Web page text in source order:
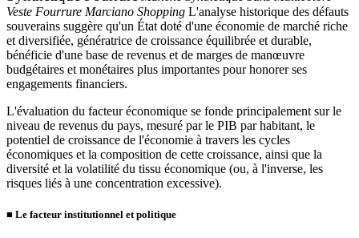
Veste Fourrure Marciano Shopping L'analyse historique des défauts
souverains suggère qu'un État doté d'une économie de marché riche
et diversifiée, génératrice de croissance équilibrée et durable,
bénéficie d'une base de revenus et de marges de manœuvre
budgétaires et monétaires plus importantes pour honorer ses
engagements financiers.
L'évaluation du facteur économique se fonde principalement sur le
niveau de revenus du pays, mesuré par le PIB par habitant, le
potentiel de croissance de l'économie à travers les cycles
économiques et la composition de cette croissance, ainsi que la
diversité et la volatilité du tissu économique (ou, à l'inverse, les
risques liés à une concentration excessive).
■ Le facteur institutionnel et politique